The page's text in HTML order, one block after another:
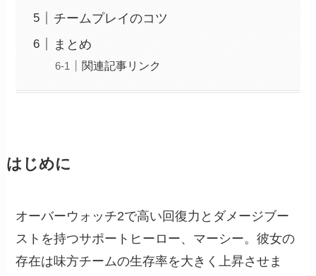
チームプレイのコツ
まとめ
関連記事リンク
はじめに
オーバーウォッチ2で高い回復力とダメージブー
ストを持つサポートヒーロー、マーシー。彼女の
存在は味方チームの生存率を大きく上昇させま